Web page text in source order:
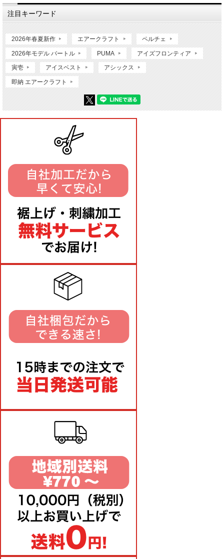
注目キーワード
2026年春夏新作 エアークラフト ペルチェ
2026年モデル バートル PUMA アイズフロンティア
寅壱 アイスベスト アシックス
即納 エアークラフト